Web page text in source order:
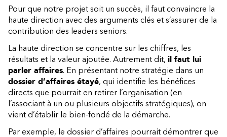
Pour que notre projet soit un succès, il faut convaincre la
haute direction avec des arguments clés et s’assurer de la
contribution des leaders seniors.
La haute direction se concentre sur les chiffres, les
résultats et la valeur ajoutée. Autrement dit, il faut lui
parler affaires. En présentant notre stratégie dans un
dossier d’affaires étayé, qui identifie les bénéfices
directs que pourrait en retirer l’organisation (en
l’associant à un ou plusieurs objectifs stratégiques), on
vient d’établir le bien-fondé de la démarche.
Par exemple, le dossier d’affaires pourrait démontrer que